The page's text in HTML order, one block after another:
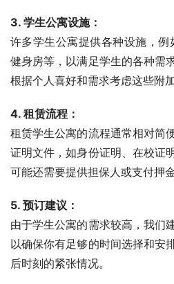
3. 学生公寓设施：
许多学生公寓提供各种设施，例
健身房等，以满足学生的各种需
根据个人喜好和需求考虑这些附加
4. 租赁流程：
租赁学生公寓的流程通常相对简
证明文件，如身份证明、在校证
可能还需要提供担保人或支付押金
5. 预订建议：
由于学生公寓的需求较高，我们
以确保你有足够的时间选择和安
后时刻的紧张情况。